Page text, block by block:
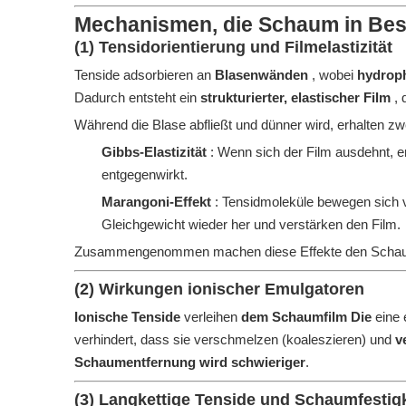
Mechanismen, die Schaum in
(1) Tensidorientierung und Filmelastizität
Tenside adsorbieren an Blasenwänden , wobei
Dadurch entsteht ein strukturierter, elastischer Film ,
Während die Blase abfließt und dünner wird, erhalten
Gibbs-Elastizität : Wenn sich der Film ausdehnt,
entgegenwirkt.
Marangoni-Effekt : Tensidmoleküle bewegen
Gleichgewicht wieder her und verstärken den Film.
Zusammengenommen machen diese Effekte den
(2) Wirkungen ionischer Emulgatoren
Ionische Tenside verleihen dem Schaumfilm Die eine
verhindert, dass sie verschmelzen (koaleszieren) und
Schaumentfernung wird schwieriger.
(3) Langkettige Tenside und